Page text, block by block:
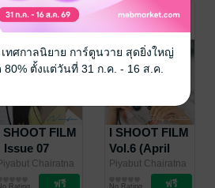
SHOOT FILM
Issue 07
2021)
Chairatna
/ I SHOOT FILM
นิตยสารศิลปะ/
Rating
I SHOOT FILM
Vol.6 (April
2021)
Piyabut Chairatna
/ I SHOOT FILM
นิตยสารศิลปะ/
No Rating
เทศกาลนิยาย การ์ตูนวาย สุดยิ่งใหญ่
ตั้งแต่วันที่ 31 ก.ค. - 16 ส.ค.